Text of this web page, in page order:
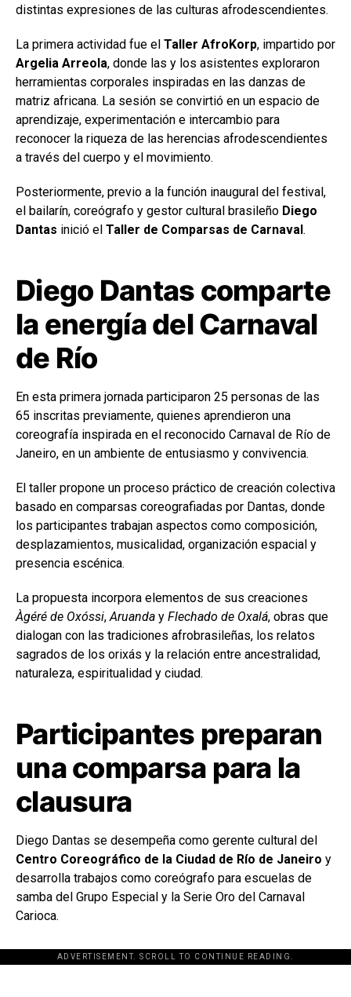
distintas expresiones de las culturas afrodescendientes.
La primera actividad fue el Taller AfroKorp, impartido por
Argelia Arreola, donde las y los asistentes exploraron
herramientas corporales inspiradas en las danzas de
matriz africana. La sesión se convirtió en un espacio de
aprendizaje, experimentación e intercambio para
reconocer la riqueza de las herencias afrodescendientes
a través del cuerpo y el movimiento.
Posteriormente, previo a la función inaugural del festival,
el bailarín, coreógrafo y gestor cultural brasileño Diego
Dantas inició el Taller de Comparsas de Carnaval .
Diego Dantas comparte
la energía del Carnaval
de Río
En esta primera jornada participaron 25 personas de las
65 inscritas previamente, quienes aprendieron una
coreografía inspirada en el reconocido Carnaval de Río de
Janeiro, en un ambiente de entusiasmo y convivencia.
El taller propone un proceso práctico de creación colectiva
basado en comparsas coreografiadas por Dantas, donde
los participantes trabajan aspectos como composición,
desplazamientos, musicalidad, organización espacial y
presencia escénica.
La propuesta incorpora elementos de sus creaciones
Àgéré de Oxóssi,Aruanda y Flechado de Oxalá, obras que
dialogan con las tradiciones afrobrasileñas, los relatos
sagrados de los orixás y la relación entre ancestralidad,
naturaleza, espiritualidad y ciudad.
Participantes preparan
una comparsa para la
clausura
Diego Dantas se desempeña como gerente cultural del
Centro Coreográfico de la Ciudad de Río de Janeiro y
desarrolla trabajos como coreógrafo para escuelas de
samba del Grupo Especial y la Serie Oro del Carnaval
Carioca.
ADVERTISEMENT. SCROLL TO CONTINUE READING.
[adsforwp id="243463"]